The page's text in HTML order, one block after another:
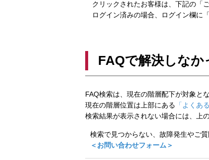
クリックされたお客様は、下記の「
ログイン済みの場合、ログイン欄に
FAQで解決しなか
FAQ検索は、現在の階層配下が対象とな
現在の階層位置は上部にある 「よく
検索結果が表示されない場合には、上
検索で見つからない、故障発生やご
＜お問い合わせフォーム＞